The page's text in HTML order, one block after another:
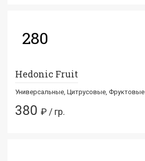
280
Hedonic Fruit
Универсальные, Цитрусовые, Фруктовые
380 ₽ / гр.